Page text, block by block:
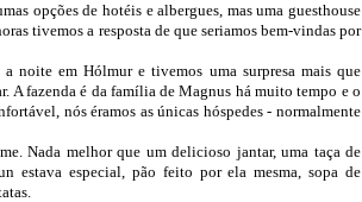
opções de hotéis e albergues, mas uma guesthouse
tivemos a resposta de que seriamos bem-vindas por
noite em Hólmur e tivemos uma surpresa mais que
A fazenda é da família de Magnus há muito tempo e o
nós éramos as únicas hóspedes - normalmente
Nada melhor que um delicioso jantar, uma taça de
estava especial, pão feito por ela mesma, sopa de